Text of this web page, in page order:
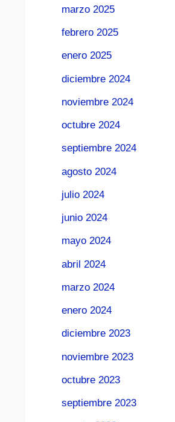
marzo 2025
febrero 2025
enero 2025
diciembre 2024
noviembre 2024
octubre 2024
septiembre 2024
agosto 2024
julio 2024
junio 2024
mayo 2024
abril 2024
marzo 2024
enero 2024
diciembre 2023
noviembre 2023
octubre 2023
septiembre 2023